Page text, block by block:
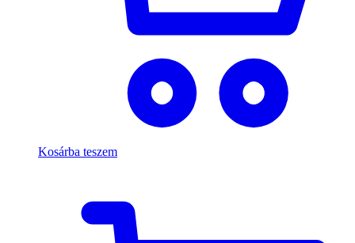
Kosárba teszem